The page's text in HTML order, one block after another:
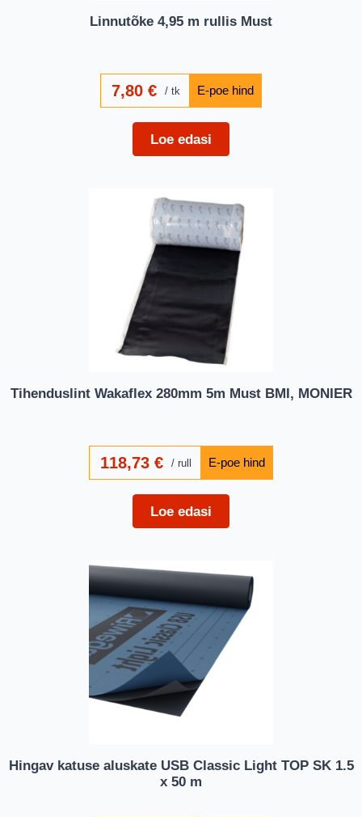
Linnutõke 4,95 m rullis Must
7,80€ tk
Loe edasi
Tihenduslint Wakaflex 280mm 5m Must BMI, MONIER
118,73€ rull
Loe edasi
Hingav katuse aluskate USB Classic Light TOP SK 1.5
x 50 m